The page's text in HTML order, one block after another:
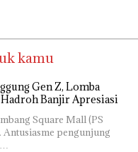
kamu
Gen Z, Lomba
Hadroh Banjir Apresiasi
Square Mall (PS
pengunjung